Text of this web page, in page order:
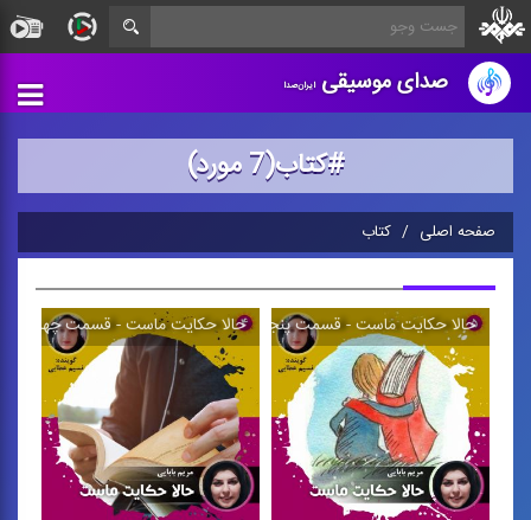
صدای موسیقیایران‌صدا
#كتاب(7 مورد)
صفحه اصلی كتاب
حالا حكایت ماست - قسمت پنجم حالا حكایت ماست - قسمت چهارم